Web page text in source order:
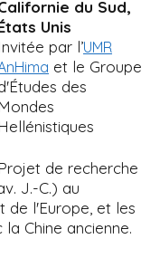
du Sud,
Unis
Invitée par l’UMR
et le Groupe
des
Mondes
Hellénistiques
Projet de recherche
J.-C.) au
de l'Europe, et les
Chine ancienne.